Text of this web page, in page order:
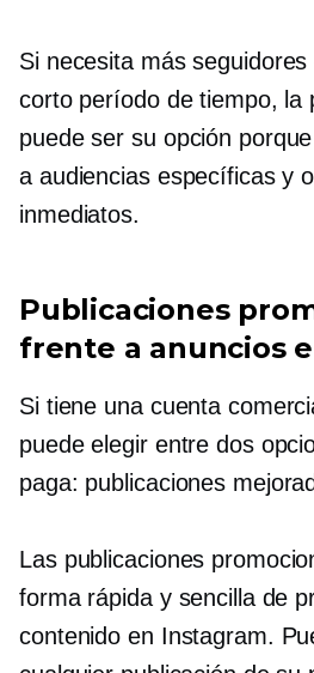
Si necesita más
corto período de tiempo, la
puede ser su opción
a audiencias específicas y
inmediatos.
Publicaciones
frente a anuncios
Si tiene una cuenta
puede elegir entre dos
paga: publicaciones
Las publicaciones
forma rápida y sencilla de
contenido en Instagram.